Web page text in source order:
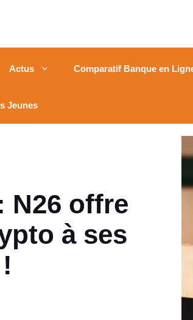
Actus Comparatif Banque en
Jeunes
N26 offre
à ses